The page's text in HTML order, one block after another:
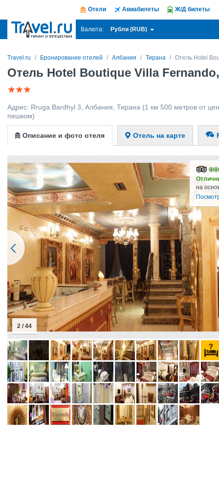
Отели Авиабилеты Ж/Д билеты
Валюта: Рубли (RUB)
Travel.ru Бронирование отелей Албания Тирана Отель Hotel
Отель Hotel Boutique Villa
Адрес: Rruga Bardhyl 3 Албания Тирана (1 км 500 метров от
пешком)
Описание и фото отеля Отель на карте
на
2 / 44